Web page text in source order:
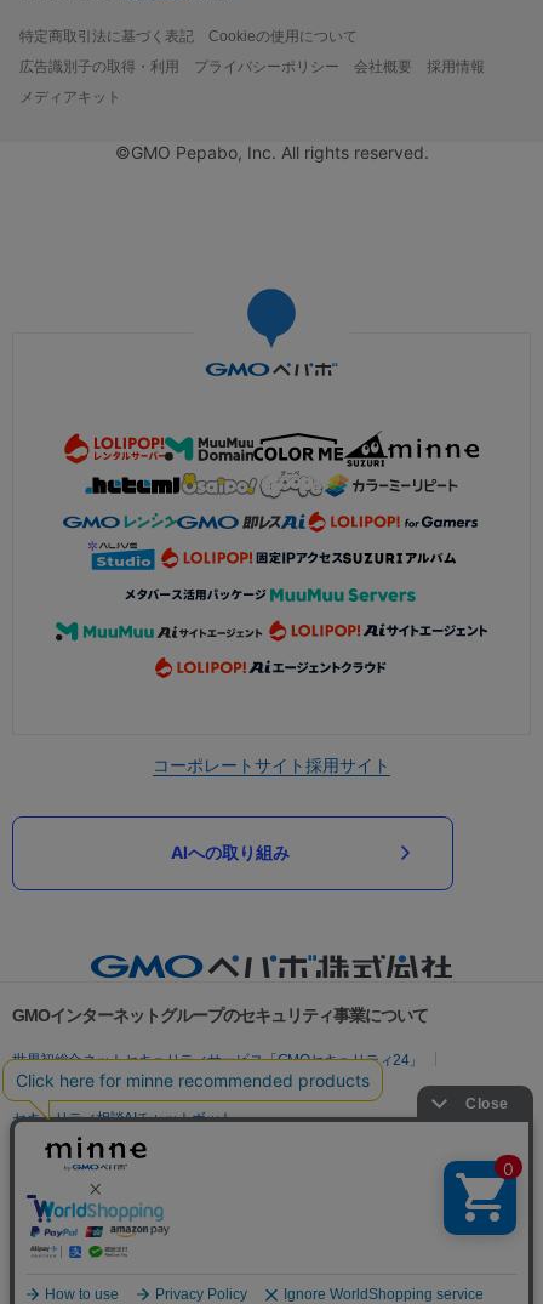
特定商取引法に基づく表記
Cookieの使用について
広告識別子の取得・利用
プライバシーポリシー 会社概要
採用情報
メディアキット
©GMO Pepabo, Inc. All rights reserved.
コーポレートサイト採用サイト
AIへの取り組み
GMOインターネットグループのセキュリティ事業について
世界初総合ネットセキュリティサービス「GMOセキュリティ24」
パスワード漏洩診断
Webサイトリスク診断
セキュリティ相談AIチャットボット
実在証明・盗聴対策
サイバー攻撃対策（GMO Flatt Security）
セキュリティ事業の軌跡